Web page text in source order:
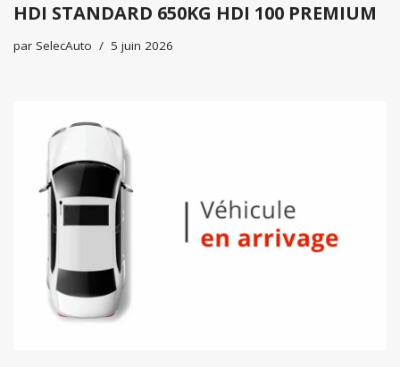
HDI STANDARD 650KG HDI 100 PREMIUM
par SelecAuto 5 juin 2026